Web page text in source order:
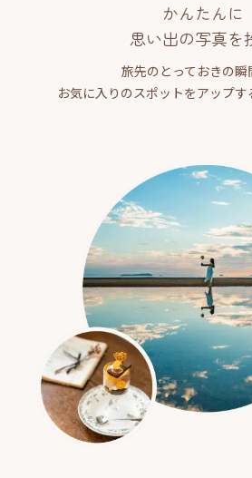
かんたんに
思い出の写真を
旅先のとっておきの瞬
お気に入りのスポットをアップ